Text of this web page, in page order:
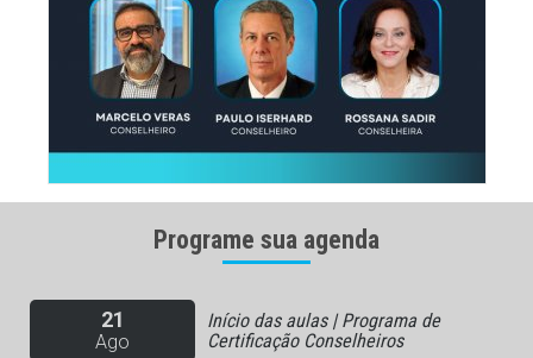
Programe sua agenda
Início das aulas | Master em
Coolhunting e Pesquisa de